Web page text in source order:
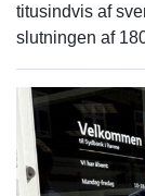
titusindvis af
slutningen af